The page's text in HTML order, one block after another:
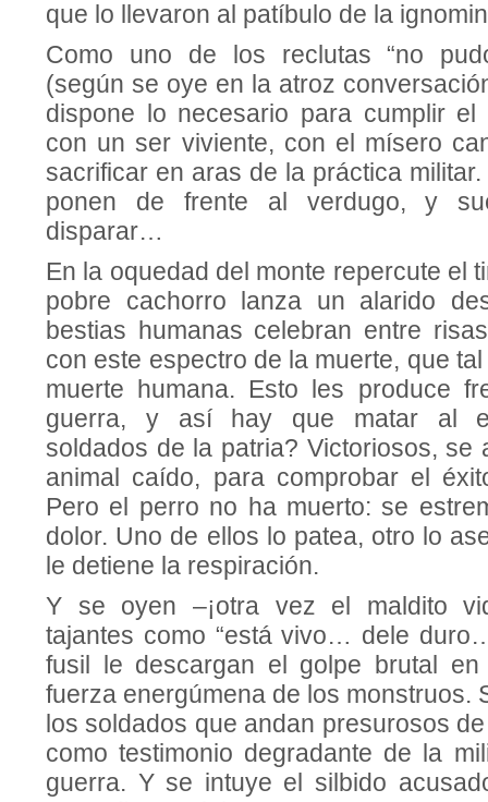
que lo llevaron al patíbulo de la
Como uno de los reclutas “no
(según se oye en la atroz
dispone lo necesario para cumplir el
con un ser viviente, con el mísero
sacrificar en aras de la práctica
ponen de frente al verdugo, y
disparar…
En la oquedad del monte repercute el
pobre cachorro lanza un alarido
bestias humanas celebran entre
con este espectro de la muerte, que
muerte humana. Esto les produce
guerra, y así hay que matar al
soldados de la patria? Victoriosos, se
animal caído, para comprobar el
Pero el perro no ha muerto: se
dolor. Uno de ellos lo patea, otro lo
le detiene la respiración.
Y se oyen –¡otra vez el maldito
tajantes como “está vivo… dele
fusil le descargan el golpe brutal
fuerza energúmena de los monstruos.
los soldados que andan presurosos
como testimonio degradante de la
guerra. Y se intuye el silbido